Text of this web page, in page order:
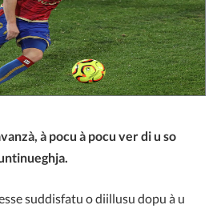
à pocu à pocu ver di u so
suddisfatu o diillusu dopu à u